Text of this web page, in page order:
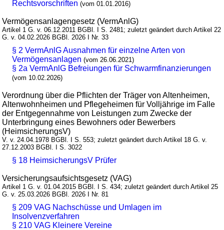
Rechtsvorschriften (vom 01.01.2016)
Vermögensanlagengesetz (VermAnlG)
Artikel 1 G. v. 06.12.2011 BGBl. I S. 2481; zuletzt geändert durch Artikel 22
G. v. 04.02.2026 BGBl. 2026 I Nr. 33
§ 2 VermAnlG Ausnahmen für einzelne Arten von
Vermögensanlagen (vom 26.06.2021)
§ 2a VermAnlG Befreiungen für Schwarmfinanzierungen
(vom 10.02.2026)
Verordnung über die Pflichten der Träger von Altenheimen,
Altenwohnheimen und Pflegeheimen für Volljährige im Falle
der Entgegennahme von Leistungen zum Zwecke der
Unterbringung eines Bewohners oder Bewerbers
(HeimsicherungsV)
V. v. 24.04.1978 BGBl. I S. 553; zuletzt geändert durch Artikel 18 G. v.
27.12.2003 BGBl. I S. 3022
§ 18 HeimsicherungsV Prüfer
Versicherungsaufsichtsgesetz (VAG)
Artikel 1 G. v. 01.04.2015 BGBl. I S. 434; zuletzt geändert durch Artikel 25
G. v. 25.03.2026 BGBl. 2026 I Nr. 81
§ 209 VAG Nachschüsse und Umlagen im
Insolvenzverfahren
§ 210 VAG Kleinere Vereine